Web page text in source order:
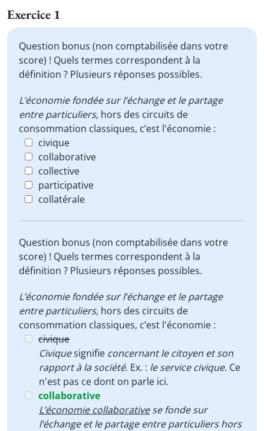
Exercice 1
Question bonus (non comptabilisée dans votre
score) ! Quels termes correspondent à la
définition ? Plusieurs réponses possibles.
L’économie fondée sur l’échange et le partage
entre particuliers, hors des circuits de
consommation classiques, c’est l'économie :
civique
collaborative
collective
participative
collatérale
Question bonus (non comptabilisée dans votre
score) ! Quels termes correspondent à la
définition ? Plusieurs réponses possibles.
L’économie fondée sur l’échange et le partage
entre particuliers, hors des circuits de
consommation classiques, c’est l'économie :
civique
Civiquesignifie concernant le citoyen et son
rapport à la société. Ex. : le service civique. Ce
n'est pas ce dont on parle ici.
collaborative
L’économie collaborativese fonde sur
l’échange et le partage entre particuliers hors